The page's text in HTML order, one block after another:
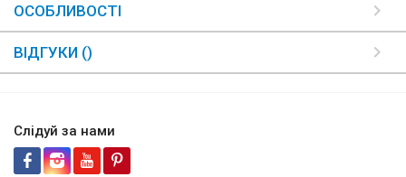
ОСОБЛИВОСТІ
ВІДГУКИ ()
Слідуй за нами